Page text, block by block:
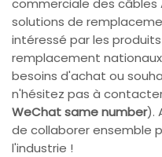
solutions de
intéressé par les
remplacement
besoins d'achat ou
n'hésitez pas à contacter
WeChat same number).
de collaborer ensemble
l'industrie !